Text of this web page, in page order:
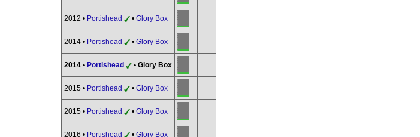
2012 • Portishead • Glory Box
2014 • Portishead • Glory Box
2014 • Portishead • Glory Box
2015 • Portishead • Glory Box
2015 • Portishead • Glory Box
2016 • Portishead • Glory Box